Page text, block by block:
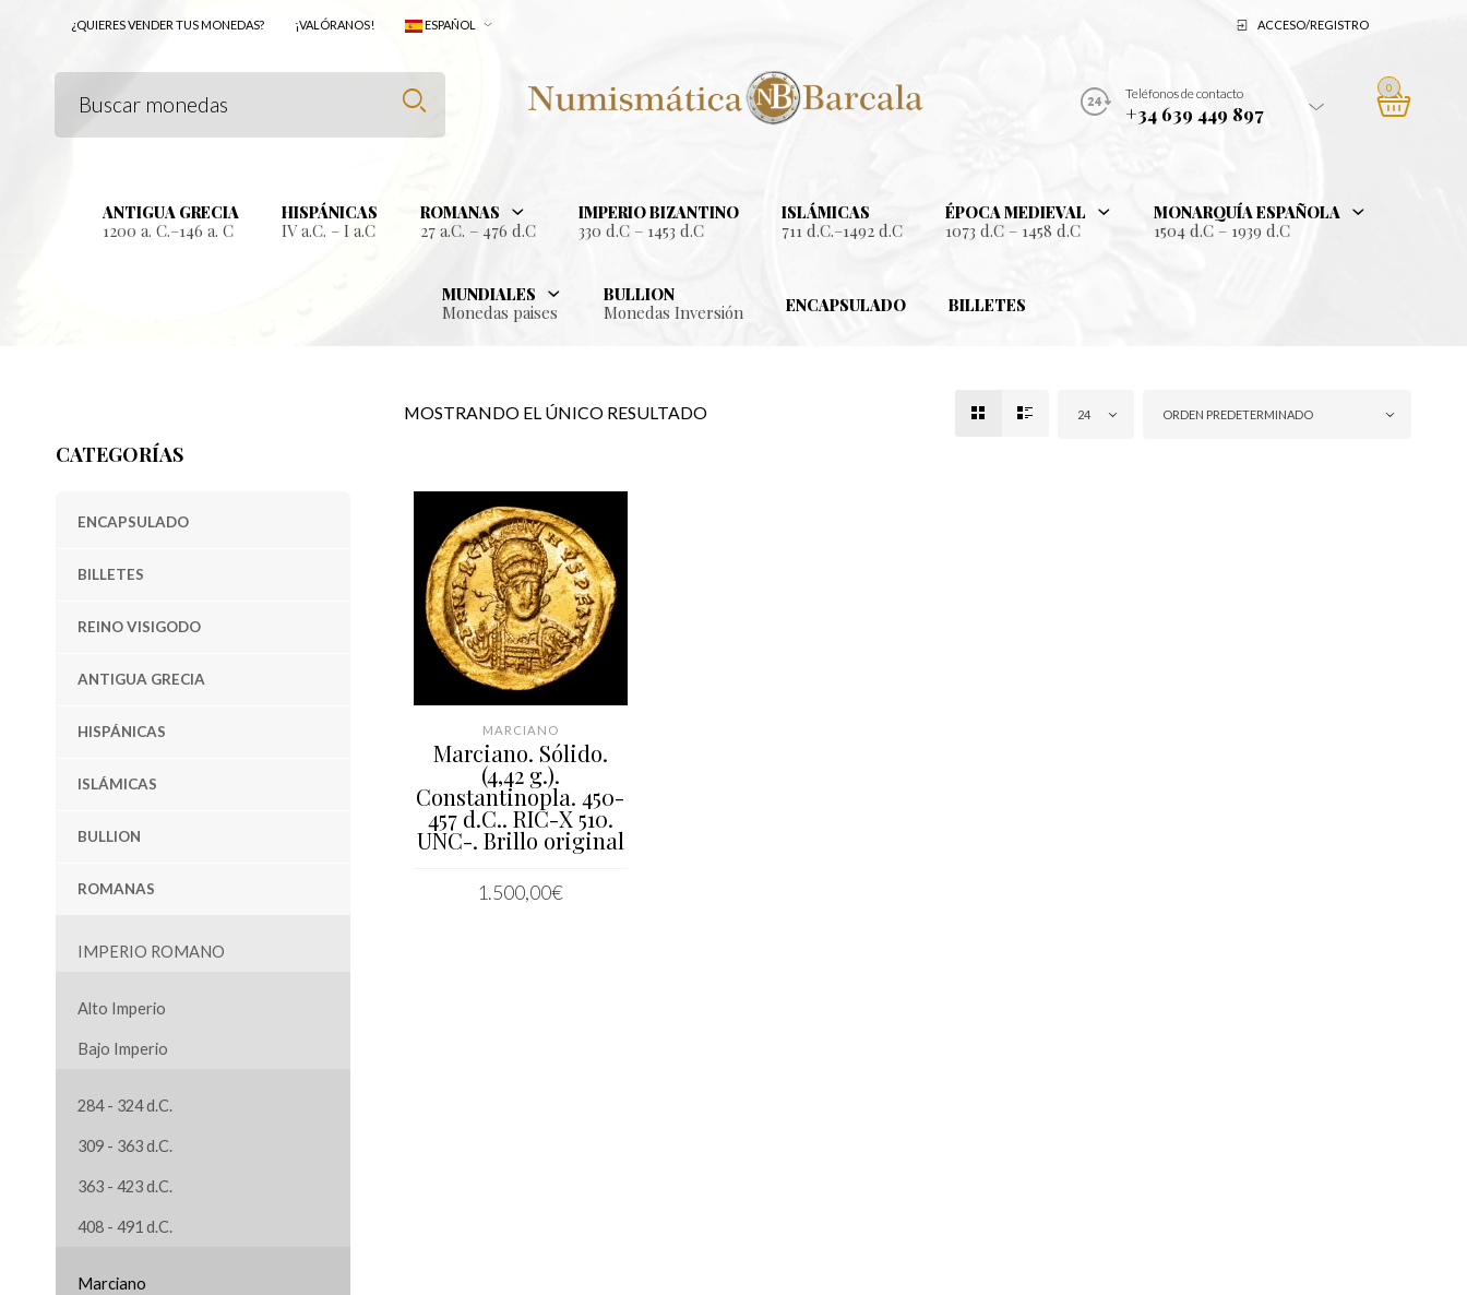
¿QUIERES VENDER TUS MONEDAS? ¡VALÓRANOS! ESPAÑOL ACCESO/REGISTRO
Teléfonos de contacto
+34 639 449 897
0
ANTIGUA GRECIA
1200 a. C.–146 a. C
HISPÁNICAS
IV a.C. – I a.C
ROMANAS
27 a.C. – 476 d.C
IMPERIO BIZANTINO
330 d.C – 1453 d.C
ISLÁMICAS
711 d.C.–1492 d.C
ÉPOCA MEDIEVAL
1073 d.C – 1458 d.C
MONARQUÍA ESPAÑOLA
1504 d.C – 1939 d.C
MUNDIALES
Monedas paises
BULLION
Monedas Inversión ENCAPSULADO BILLETES
CATEGORÍAS
ENCAPSULADO
BILLETES
REINO VISIGODO
ANTIGUA GRECIA
HISPÁNICAS
ISLÁMICAS
BULLION
ROMANAS
IMPERIO ROMANO
Alto Imperio
Bajo Imperio
284 - 324 d.C.
309 - 363 d.C.
363 - 423 d.C.
408 - 491 d.C.
Marciano
MOSTRANDO EL ÚNICO RESULTADO 24 ORDEN PREDETERMINADO
MARCIANO
Marciano. Sólido.
(4,42 g.).
Constantinopla. 450-
457 d.C.. RIC-X 510.
UNC-. Brillo original
1.500,00€